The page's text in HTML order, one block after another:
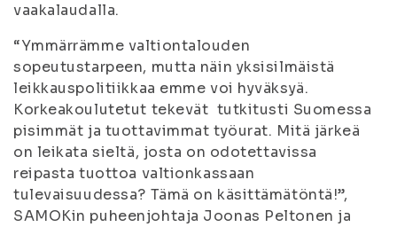
vaakalaudalla.
“Ymmärrämme valtiontalouden
sopeutustarpeen, mutta näin yksisilmäistä
leikkauspolitiikkaa emme voi hyväksyä.
Korkeakoulutetut tekevät tutkitusti Suomessa
pisimmät ja tuottavimmat työurat. Mitä järkeä
on leikata sieltä, josta on odotettavissa
reipasta tuottoa valtionkassaan
tulevaisuudessa? Tämä on käsittämätöntä!”,
SAMOKin puheenjohtaja Joonas Peltonen ja